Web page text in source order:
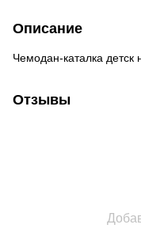
Описание
Чемодан-каталка детск
Отзывы